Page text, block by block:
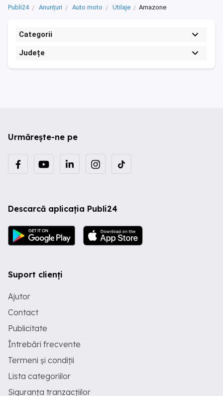
Publi24 Anunțuri Auto moto Utilaje Amazone
Categorii
Județe
Urmărește-ne pe
Descarcă aplicația Publi24
Suport clienți
Ajutor
Contact
Publicitate
Întrebări frecvente
Termeni și condiții
Lista categoriilor
Siguranța tranzacțiilor